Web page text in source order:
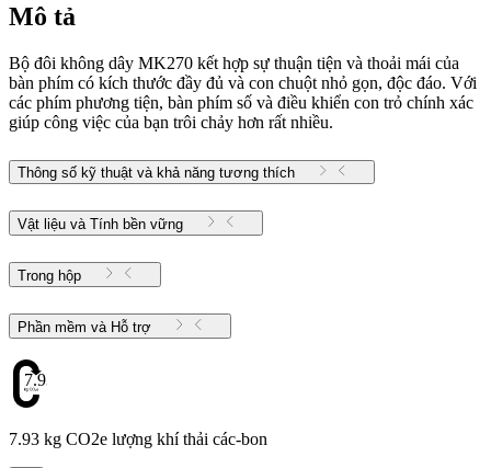
Mô tả
Bộ đôi không dây MK270 kết hợp sự thuận tiện và thoải mái của
bàn phím có kích thước đầy đủ và con chuột nhỏ gọn, độc đáo. Với
các phím phương tiện, bàn phím số và điều khiển con trỏ chính xác
giúp công việc của bạn trôi chảy hơn rất nhiều.
Thông số kỹ thuật và khả năng tương thích
Vật liệu và Tính bền vững
Trong hộp
Phần mềm và Hỗ trợ
7.93
7.93 kg CO2e lượng khí thải các-bon